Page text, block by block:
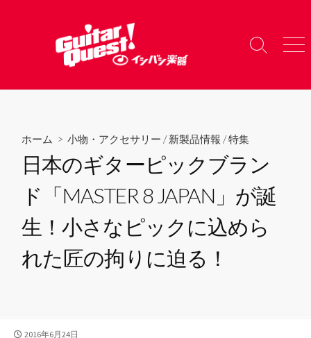
へ
検
り
メ
ー
ホーム > 小物・アクセサリー /新製品情報 /特集
日本のギターピックブラン
ド「MASTER 8 JAPAN」が誕
生！小さなピックに込めら
れた匠の拘りに迫る！
公
2016年6月24日